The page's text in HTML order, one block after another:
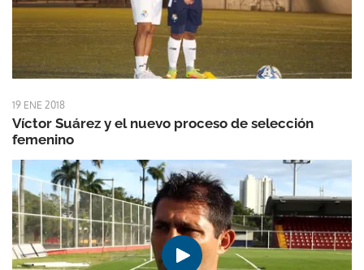
19 ENE 2018
Víctor Suárez y el nuevo proceso de selección
femenino